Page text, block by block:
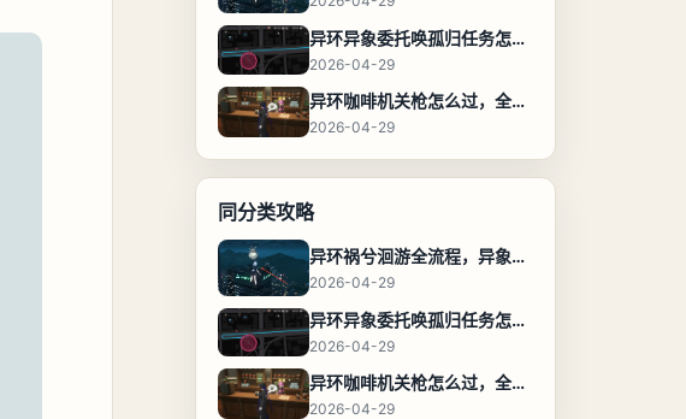
异环异象委托唤孤归任务怎么完成，流程步骤与位置攻略
2026-04-29
异环咖啡机关枪怎么过，全流程通关攻略
2026-04-29
同分类攻略
异环祸兮洄游全流程，异象委托任务通关攻略
2026-04-29
异环异象委托唤孤归任务怎么完成，流程步骤与位置攻略
2026-04-29
异环咖啡机关枪怎么过，全流程通关攻略
2026-04-29